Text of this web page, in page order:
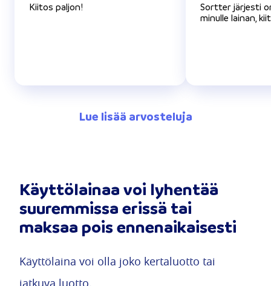
Kiitos paljon!
Sortter järjesti
minulle lainan,
Lue lisää arvosteluja
Käyttölainaa voi lyhentää
suuremmissa erissä tai
maksaa pois ennenaikaisesti
Käyttölaina voi olla joko kertaluotto tai